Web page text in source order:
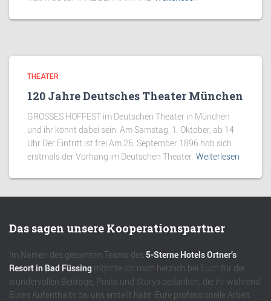
THEATER
120 Jahre Deutsches Theater München
GROSSES HOFFEST im Deutschen Theater in München
und ihr könnt dabei sein. Am Samstag, 1. Oktober, ab 14
Uhr Der Eintritt ist frei Am 26. September 1896 hob sich
erstmals der Vorhang im Deutschen Theater. Weiterlesen
Das sagen unsere Kooperationspartner
Im Namen des gesamten Teams des 5-Sterne Hotels Ortner’s
Resort in Bad Füssing möchte ich mich herzlich bei Euch für die
wundervollen Beiträge, Posts und Storys bedanken, die ihr während
Eures Aufenthalts bei uns erstellt habt. Eure professionelle Arbeit